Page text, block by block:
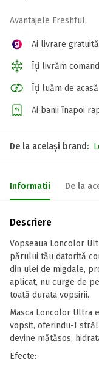
Avantajele Freshful:
Ai livrare
Îți livrăm
Îți luăm de acasă
Ai banii înapoi
De la același brand:
Informatii De la
Descriere
Vopseaua Loncolor
părului tău datorită
din ulei de migdale,
aplicat, nu curge de
toată durata vopsirii.
Masca Loncolor Ultra
vopsit, oferindu-I
devine mătăsos,
Efecte: